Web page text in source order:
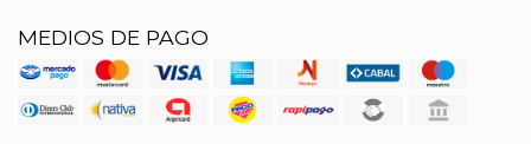
MEDIOS DE PAGO